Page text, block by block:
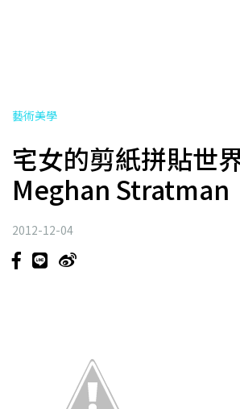
藝術美學
宅女的剪紙拼貼世
Meghan Stratman
2012-12-04